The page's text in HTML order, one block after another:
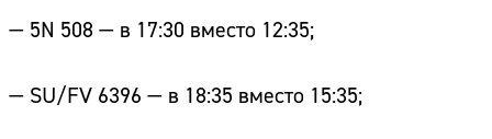
— 5N 508 — в 17:30 вместо 12:35;
— SU/FV 6396 — в 18:35 вместо 15:35;